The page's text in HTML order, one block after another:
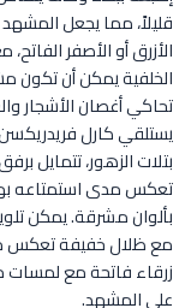
قليلاً، مما يجعل المشهد
الأزرق أو الأصفر
الخلفية يمكن أن تكون
تحاكي أغصان الأشجار
يستلقي كارل
بتلات الزهور، تتمايل
تعكس مدى استمتاعه
بألوان مشرقة. يمكن
مع ظلال خفيفة تعكس
زرقاء فاتحة مع
على المشهد.